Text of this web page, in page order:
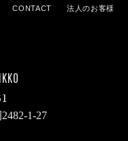
CONTACT 法人のお客様
1-27